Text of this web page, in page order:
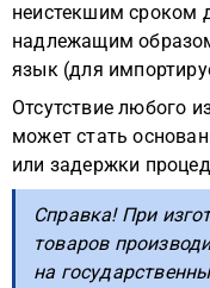
неистекшим сроком
надлежащим
язык (для
Отсутствие любого
может стать
или задержки
Справка! При
товаров
на